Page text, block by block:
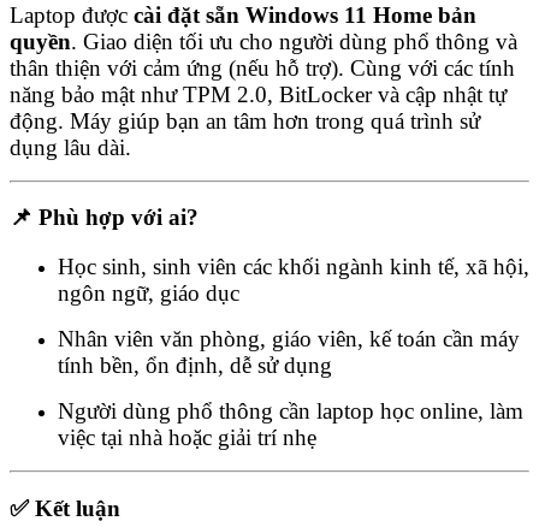
Laptop được cài đặt sẵn Windows 11 Home bản
quyền. Giao diện tối ưu cho người dùng phổ thông và
thân thiện với cảm ứng (nếu hỗ trợ). Cùng với các tính
năng bảo mật như TPM 2.0, BitLocker và cập nhật tự
động. Máy giúp bạn an tâm hơn trong quá trình sử
dụng lâu dài.
📌 Phù hợp với ai?
Học sinh, sinh viên các khối ngành kinh tế, xã hội,
ngôn ngữ, giáo dục
Nhân viên văn phòng, giáo viên, kế toán cần máy
tính bền, ổn định, dễ sử dụng
Người dùng phổ thông cần laptop học online, làm
việc tại nhà hoặc giải trí nhẹ
✅ Kết luận